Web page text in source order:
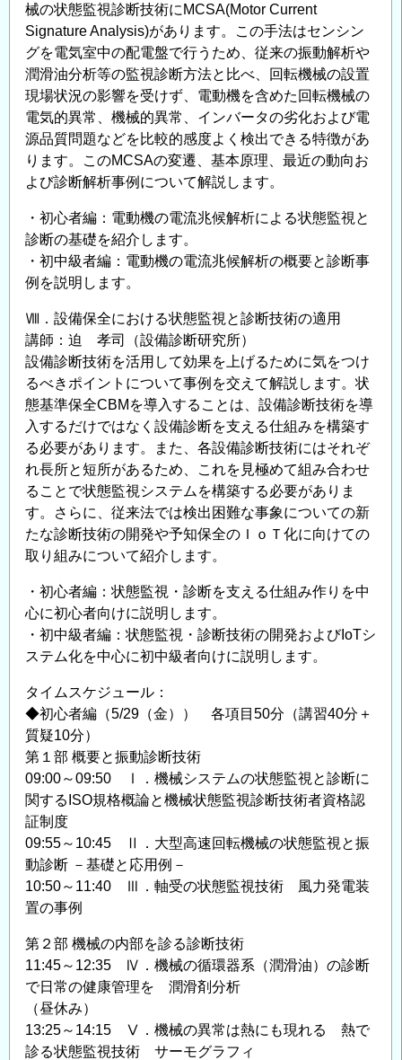
械の状態監視診断技術にMCSA(Motor Current
Signature Analysis)があります。この手法はセンシン
グを電気室中の配電盤で行うため、従来の振動解析や
潤滑油分析等の監視診断方法と比べ、回転機械の設置
現場状況の影響を受けず、電動機を含めた回転機械の
電気的異常、機械的異常、インバータの劣化および電
源品質問題などを比較的感度よく検出できる特徴があ
ります。このMCSAの変遷、基本原理、最近の動向お
よび診断解析事例について解説します。
・初心者編：電動機の電流兆候解析による状態監視と
診断の基礎を紹介します。
・初中級者編：電動機の電流兆候解析の概要と診断事
例を説明します。
Ⅷ．設備保全における状態監視と診断技術の適用
講師：迫 孝司（設備診断研究所）
設備診断技術を活用して効果を上げるために気をつけ
るべきポイントについて事例を交えて解説します。状
態基準保全CBMを導入することは、設備診断技術を導
入するだけではなく設備診断を支える仕組みを構築す
る必要があります。また、各設備診断技術にはそれぞ
れ長所と短所があるため、これを見極めて組み合わせ
ることで状態監視システムを構築する必要がありま
す。さらに、従来法では検出困難な事象についての新
たな診断技術の開発や予知保全のＩｏＴ化に向けての
取り組みについて紹介します。
・初心者編：状態監視・診断を支える仕組み作りを中
心に初心者向けに説明します。
・初中級者編：状態監視・診断技術の開発およびIoTシ
ステム化を中心に初中級者向けに説明します。
タイムスケジュール：
◆初心者編（5/29（金）） 各項目50分（講習40分＋
質疑10分）
第１部 概要と振動診断技術
09:00～09:50 Ⅰ．機械システムの状態監視と診断に
関するISO規格概論と機械状態監視診断技術者資格認
証制度
09:55～10:45 Ⅱ．大型高速回転機械の状態監視と振
動診断 －基礎と応用例－
10:50～11:40 Ⅲ．軸受の状態監視技術 風力発電装
置の事例
第２部 機械の内部を診る診断技術
11:45～12:35 Ⅳ．機械の循環器系（潤滑油）の診断
で日常の健康管理を 潤滑剤分析
（昼休み）
13:25～14:15 Ⅴ．機械の異常は熱にも現れる 熱で
診る状態監視技術 サーモグラフィ